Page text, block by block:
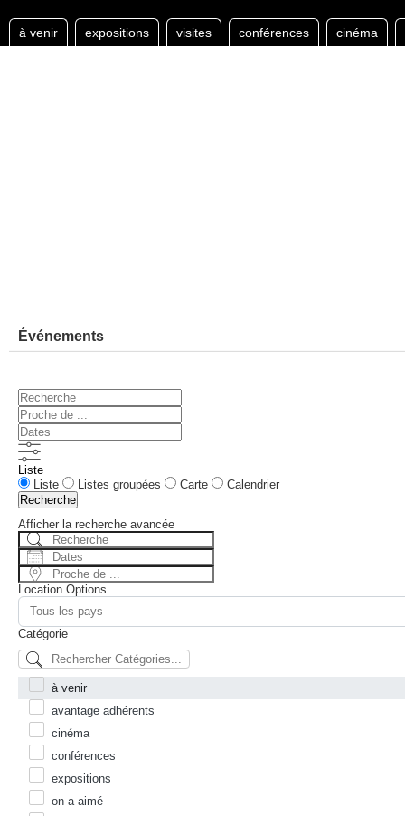
à venir expositions visites conférences cinéma
Événements
Recherche
Proche
de
...
Dates
Liste
Type
d’affichage
des
résultats
de
la
recherche
Liste Listes groupées Carte
Calendrier
Recherche
Afficher la recherche avancée
Recherche
Dates
Proche
de
...
Location Options
Pays
Catégorie
à venir
avantage adhérents
cinéma
conférences
expositions
on a aimé